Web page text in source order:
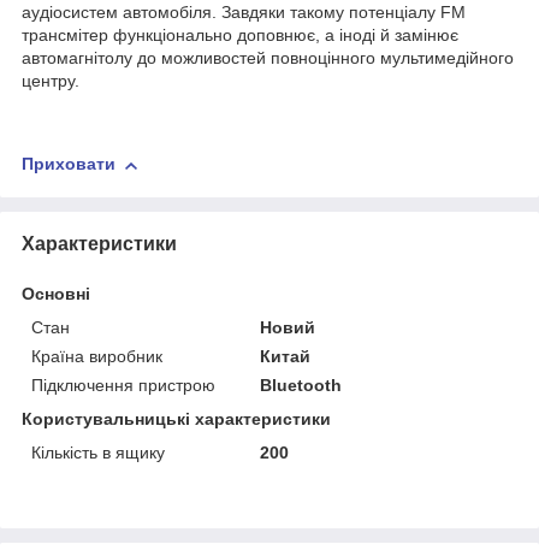
аудіосистем автомобіля. Завдяки такому потенціалу FM
трансмітер функціонально доповнює, а іноді й замінює
автомагнітолу до можливостей повноцінного мультимедійного
центру.
Приховати
Характеристики
Основні
Стан
Новий
Країна виробник
Китай
Підключення пристрою
Bluetooth
Користувальницькі характеристики
Кількість в ящику
200